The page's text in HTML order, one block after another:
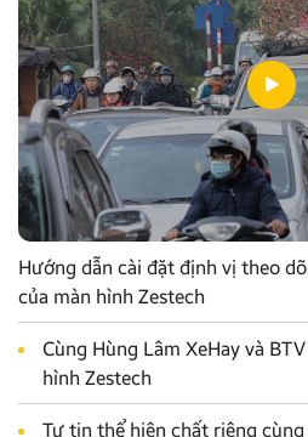
Hướng dẫn cài đặt định vị theo
của màn hình Zestech
Cùng Hùng Lâm XeHay và
hình Zestech
Tự tin thể hiện chất riêng